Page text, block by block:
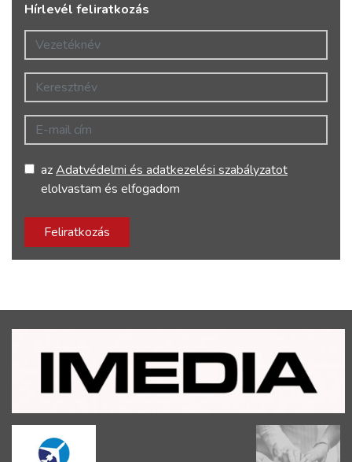
Hírlevél feliratkozás
Vezetéknév
Keresztnév
E-mail cím
azAdatvédelmi és adatkezelési szabályzatot
elolvastam és elfogadom
Feliratkozás